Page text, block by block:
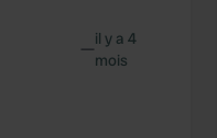
—il y a 4
mois